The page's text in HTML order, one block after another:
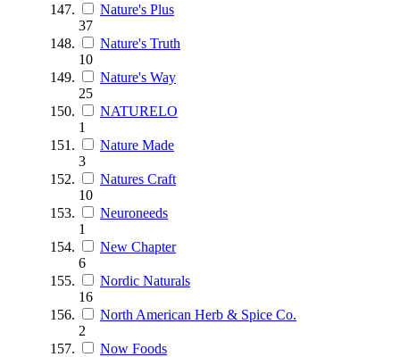
Nature's Plus
37
Nature's Truth
10
Nature's Way
25
NATURELO
1
Nature Made
3
Natures Craft
10
Neuroneeds
1
New Chapter
6
Nordic Naturals
16
North American Herb & Spice Co.
2
Now Foods